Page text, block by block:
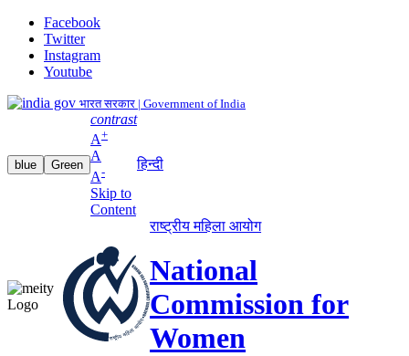
Facebook
Twitter
Instagram
Youtube
भारत सरकार | Government of India
blue Green
contrast
A+
A
A-
Skip to
Content
हिन्दी
राष्ट्रीय महिला आयोग
National
Commission for
Women